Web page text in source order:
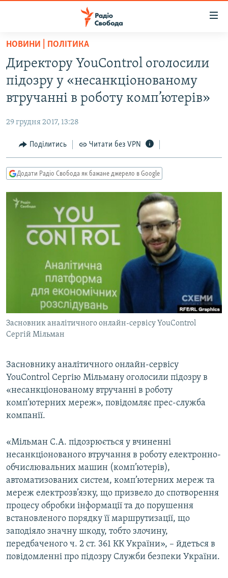
Перейти
основного
матеріалу
до
основної
навігації
Перейти
до
пошуку
ВСЕ ЗА ДОБУ
ЕКОНОМІКА
СУСПІЛЬСТВО
УКРАЇНА
РОСІЙСЬКА «ФІЛЬТРАЦІЯ»
ДОНБАС.РЕАЛІЇ
ТИ ЯК?
СХЕМИ
КИТАЙ.ВИКЛИКИ
МУЛЬТИМЕДІА
СПЕЦПРОЄКТИ
ПОДКАСТИ
КРИМ РЕАЛІЇ
РУС
КТАТ
ДОЛУЧАЙСЯ!
Усі сайти RFE/RL
НОВИНИ | ПОЛІТИКА
Директору YouControl оголосили
підозру у «несанкціонованому
втручанні в роботу комп’ютерів»
29 грудня 2017, 13:28
Поділитись Читати без VPN
Додати Радіо Свобода як бажане джерело в Google
Засновник аналітичного онлайн-сервісу YouControl
Сергій Мільман
Засновнику аналітичного онлайн-сервісу
YouControl Сергію Мільману оголосили підозру в
«несанкціонованому втручанні в роботу
комп’ютерних мереж», повідомляє прес-служба
компанії.
«Мільман С.А. підозрюється у вчиненні
несанкціонованого втручання в роботу електронно-
обчислювальних машин (комп’ютерів),
автоматизованих систем, комп’ютерних мереж та
мереж електрозв’язку, що призвело до спотворення
процесу обробки інформації та до порушення
встановленого порядку її маршрутизації, що
заподіяло значну шкоду, тобто злочину,
передбаченого ч. 2 ст. 361 КК України», – йдеться в
повідомленні про підозру Служби безпеки України.